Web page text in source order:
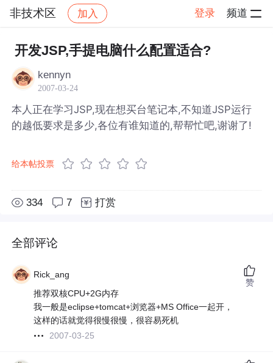
非技术区 加入 登录 频道
社区 非技术区 帖子详情
开发JSP,手提电脑什么配置适合?
kennyn
2007-03-24
本人正在学习JSP,现在想买台笔记本,不知道JSP运行
的越低要求是多少,各位有谁知道的,帮帮忙吧,谢谢了!
给本帖投票
334 7 打赏
全部评论
Rick_ang
推荐双核CPU+2G内存
我一般是eclipse+tomcat+浏览器+MS Office一起开，
这样的话就觉得很慢很慢，很容易死机
2007-03-25
赞